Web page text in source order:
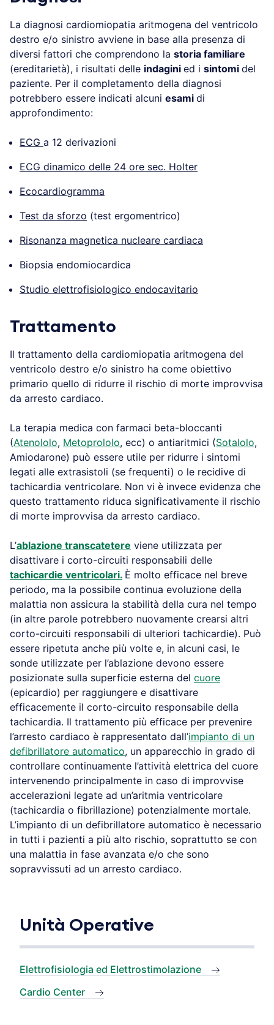
La diagnosi cardiomiopatia aritmogena del ventricolo
destro e/o sinistro avviene in base alla presenza di
diversi fattori che comprendono la storia familiare
(ereditarietà), i risultati delle indagini ed i sintomi del
paziente. Per il completamento della diagnosi
potrebbero essere indicati alcuni esami di
approfondimento:
ECG a 12 derivazioni
ECG dinamico delle 24 ore sec. Holter
Ecocardiogramma
Test da sforzo (test ergomentrico)
Risonanza magnetica nucleare cardiaca
Biopsia endomiocardica
Studio elettrofisiologico endocavitario
Trattamento
Il trattamento della cardiomiopatia aritmogena del
ventricolo destro e/o sinistro ha come obiettivo
primario quello di ridurre il rischio di morte improvvisa
da arresto cardiaco.
La terapia medica con farmaci beta-bloccanti
(Atenololo, Metoprololo, ecc) o antiaritmici (Sotalolo,
Amiodarone) può essere utile per ridurre i sintomi
legati alle extrasistoli (se frequenti) o le recidive di
tachicardia ventricolare. Non vi è invece evidenza che
questo trattamento riduca significativamente il rischio
di morte improvvisa da arresto cardiaco.
L’ablazione transcatetere viene utilizzata per
disattivare i corto-circuiti responsabili delle
tachicardie ventricolari. È molto efficace nel breve
periodo, ma la possibile continua evoluzione della
malattia non assicura la stabilità della cura nel tempo
(in altre parole potrebbero nuovamente crearsi altri
corto-circuiti responsabili di ulteriori tachicardie). Può
essere ripetuta anche più volte e, in alcuni casi, le
sonde utilizzate per l’ablazione devono essere
posizionate sulla superficie esterna del cuore
(epicardio) per raggiungere e disattivare
efficacemente il corto-circuito responsabile della
tachicardia. Il trattamento più efficace per prevenire
l’arresto cardiaco è rappresentato dall’impianto di un
defibrillatore automatico, un apparecchio in grado di
controllare continuamente l’attività elettrica del cuore
intervenendo principalmente in caso di improvvise
accelerazioni legate ad un’aritmia ventricolare
(tachicardia o fibrillazione) potenzialmente mortale.
L’impianto di un defibrillatore automatico è necessario
in tutti i pazienti a più alto rischio, soprattutto se con
una malattia in fase avanzata e/o che sono
sopravvissuti ad un arresto cardiaco.
Unità Operative
Elettrofisiologia ed Elettrostimolazione
Cardio Center